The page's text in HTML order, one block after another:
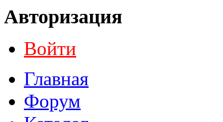
Авторизация
Войти
Главная
Форум